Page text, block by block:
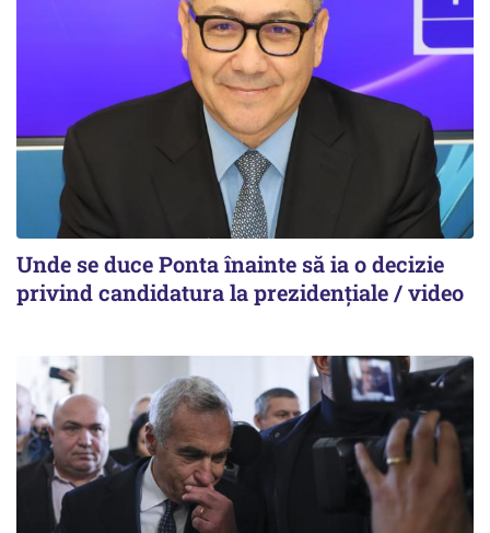
Unde se duce Ponta înainte să ia o decizie
privind candidatura la prezidențiale / video